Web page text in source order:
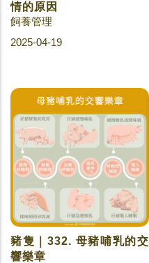
情的原因
飼養管理
2025-04-19
豬隻｜332. 母豬哺乳的交
響樂章